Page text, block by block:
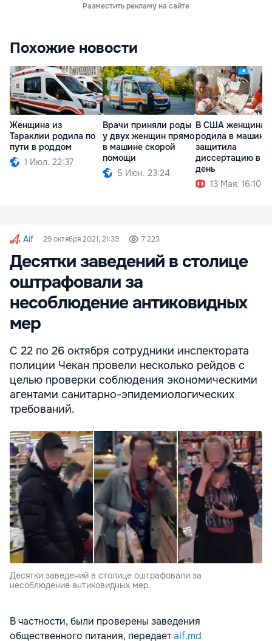
Разместить рекламу на сайте
Похожие новости
Женщина из
Тараклии родила по
пути в роддом
1 Июл. 22:37
Врачи приняли роды
у двух женщин прямо
в машине скорой
помощи
5 Июн. 23:24
В США женщина
родила в машине
защитила
диссертацию в
день
13 Мая. 16:10
Aif 29 октября 2021, 21:39 7 223
Десятки заведений в столице
оштрафовали за
несоблюдение антиковидных
мер
С 22 по 26 октября сотрудники инспектората
полиции Чекан провели несколько рейдов с
целью проверки соблюдения экономическими
агентами санитарно-эпидемиологических
требований.
Десятки заведений в столице оштрафовали за
несоблюдение антиковидных мер.
В частности, были проверены заведения
общественного питания, передаетaif.md